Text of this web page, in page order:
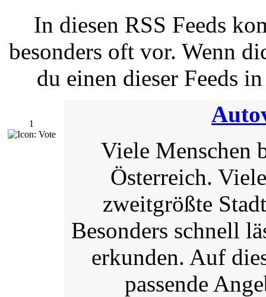
In diesen RSS Feeds
besonders oft vor. Wenn
du einen dieser Feeds
1
Viele Menschen
Österreich.
zweitgrößte
Besonders schnell
erkunden. Auf
passende